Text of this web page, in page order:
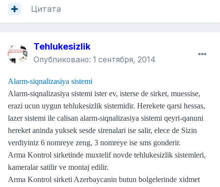
Цитата
Tehlukesizlik
Опубликовано: 1 сентября, 2014
Alarm-siqnalizasiya sistemi
Alarm-siqnalizasiya sistemi ister ev, isterse de sirket, muessise,
erazi ucun uygun tehlukesizlik sistemidir. Herekete qarsi hessas,
lazer sistemi ile calisan alarm-siqnalizasiya sistemi qeyri-qanuni
hereket aninda yuksek sesde sirenalari ise salir, elece de Sizin
verdiyiniz 6 nomreye zeng, 3 nomreye ise sms gonderir.
Arma Kontrol sirketinde muxtelif novde tehlukesizlik sistemleri,
kameralar satilir ve montaj edilir.
Arma Kontrol sirketi Azerbaycanin butun bolgelerinde xidmet